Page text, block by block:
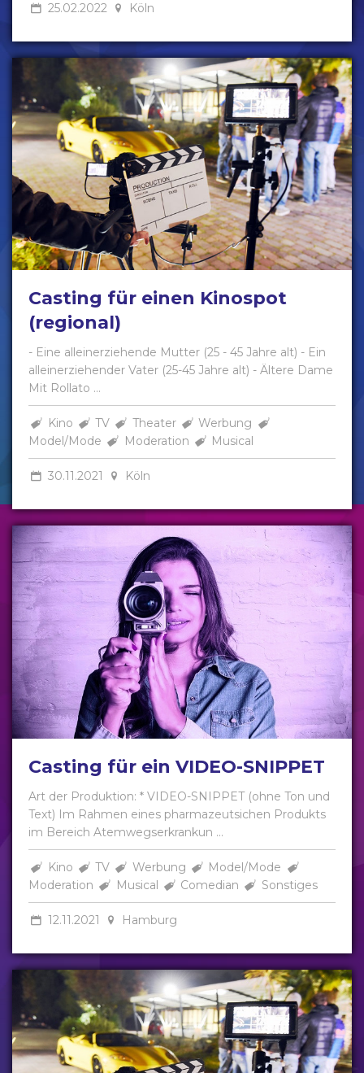
25.02.2022 Köln
Casting für einen Kinospot
(regional)
- Eine alleinerziehende Mutter (25 - 45 Jahre alt) - Ein
alleinerziehender Vater (25-45 Jahre alt) - Ältere Dame
Mit Rollato ...
Kino TV Theater
Werbung
Model/Mode
Moderation Musical
30.11.2021 Köln
Casting für ein VIDEO-SNIPPET
Art der Produktion: * VIDEO-SNIPPET (ohne Ton und
Text) Im Rahmen eines pharmazeutsichen Produkts
im Bereich Atemwegserkrankun ...
Kino TV Werbung
Model/Mode
Moderation
Musical Comedian Sonstiges
12.11.2021 Hamburg